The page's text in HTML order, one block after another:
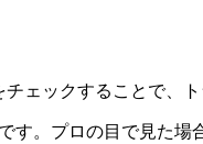
ェックすることで、ト
。プロの目で見た場